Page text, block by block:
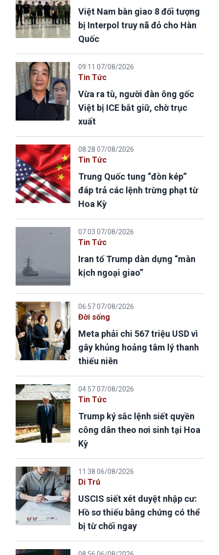
Việt Nam bàn giao 8 đối tượng
bị Interpol truy nã đỏ cho Hàn
Quốc
09:11 07/08/2026
Tin Tức
Vừa ra tù, người đàn ông gốc
Việt bị ICE bắt giữ, chờ trục
xuất
08:28 07/08/2026
Tin Tức
Trung Quốc tung “đòn kép”
đáp trả các lệnh trừng phạt từ
Hoa Kỳ
07:03 07/08/2026
Tin Tức
Iran tố Trump dàn dựng “màn
kịch ngoại giao”
06:57 07/08/2026
Đời sống
Meta phải chi 567 triệu USD vì
gây khủng hoảng tâm lý thanh
thiếu niên
04:57 07/08/2026
Tin Tức
Trump ký sắc lệnh siết quyền
công dân theo nơi sinh tại Hoa
Kỳ
11:38 06/08/2026
Di Trú
USCIS siết xét duyệt nhập cư:
Hồ sơ thiếu bằng chứng có thể
bị từ chối ngay